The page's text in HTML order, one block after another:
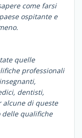
come farsi
ospitante e
quelle
professionali
dentisti,
alcune di queste
qualifiche